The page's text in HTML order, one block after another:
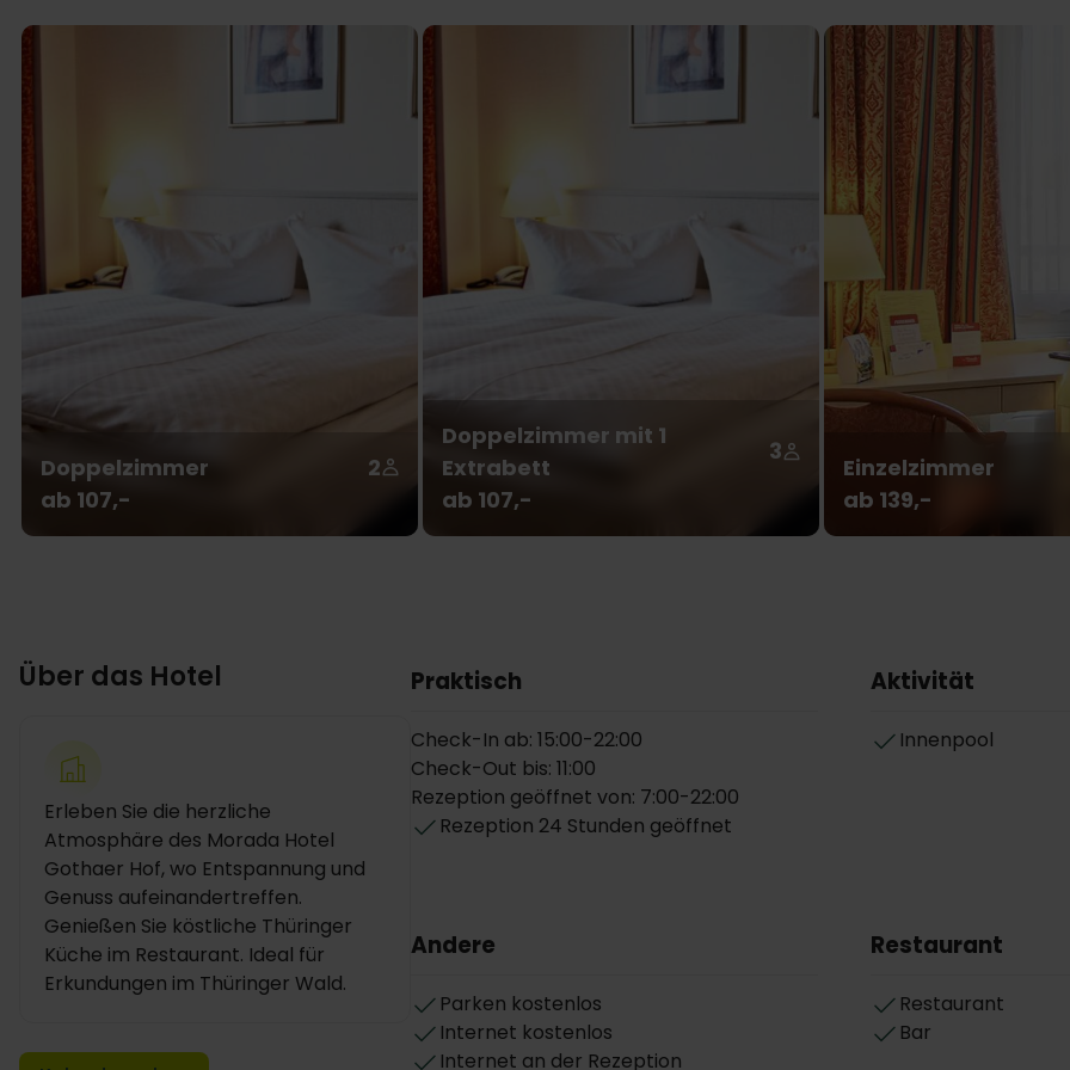
Doppelzimmer
2
ab 107,-
Doppelzimmer mit 1
Extrabett
3
ab 107,-
Einzelzimmer
ab 139,-
Über das Hotel
Erleben Sie die herzliche
Atmosphäre des Morada Hotel
Gothaer Hof, wo Entspannung und
Genuss aufeinandertreffen.
Genießen Sie köstliche Thüringer
Küche im Restaurant. Ideal für
Erkundungen im Thüringer Wald.
Praktisch
Check-In ab: 15:00-22:00
Check-Out bis: 11:00
Rezeption geöffnet von: 7:00-22:00
Rezeption 24 Stunden geöffnet
Aktivität
Innenpool
Andere
Parken kostenlos
Internet kostenlos
Internet an der Rezeption
Restaurant
Restaurant
Bar